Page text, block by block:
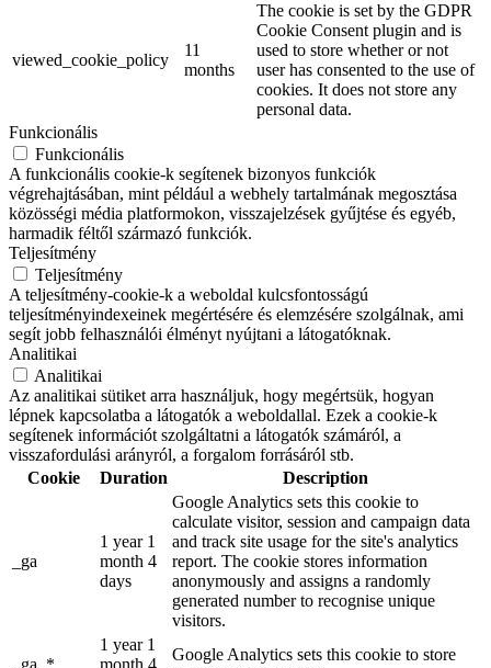
viewed_cookie_policy
11
months
The cookie is set by the GDPR
Cookie Consent plugin and is
used to store whether or not
user has consented to the use of
cookies. It does not store any
personal data.
Funkcionális
Funkcionális
A funkcionális cookie-k segítenek bizonyos funkciók
végrehajtásában, mint például a webhely tartalmának megosztása
közösségi média platformokon, visszajelzések gyűjtése és egyéb,
harmadik féltől származó funkciók.
Teljesítmény
Teljesítmény
A teljesítmény-cookie-k a weboldal kulcsfontosságú
teljesítményindexeinek megértésére és elemzésére szolgálnak, ami
segít jobb felhasználói élményt nyújtani a látogatóknak.
Analitikai
Analitikai
Az analitikai sütiket arra használjuk, hogy megértsük, hogyan
lépnek kapcsolatba a látogatók a weboldallal. Ezek a cookie-k
segítenek információt szolgáltatni a látogatók számáról, a
visszafordulási arányról, a forgalom forrásáról stb.
Cookie
Duration Description
_ga
1 year 1
month 4
days
Google Analytics sets this cookie to
calculate visitor, session and campaign data
and track site usage for the site's analytics
report. The cookie stores information
anonymously and assigns a randomly
generated number to recognise unique
visitors.
1 year 1
Google Analytics sets this cookie to store